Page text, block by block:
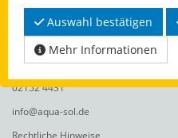
Wasserwelt und Sauna
Berliner Allee 53
47906 Kempen
02152 4431
info@aqua-sol.de
Rechtliche Hinweise
Auswahl bestätigen
Mehr Informationen